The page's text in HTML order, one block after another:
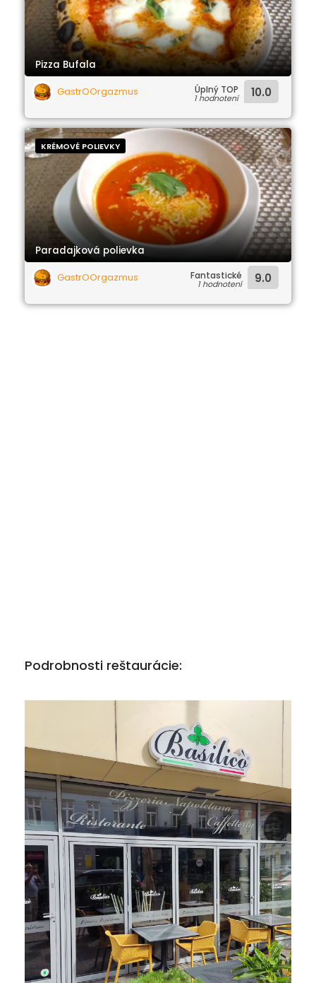
Pizza Bufala
GastrOOrgazmus
Úplný TOP
1 hodnotení 10.0
KRÉMOVÉ POLIEVKY
Paradajková polievka
GastrOOrgazmus
Fantastické
1 hodnotení 9.0
Podrobnosti reštaurácie: